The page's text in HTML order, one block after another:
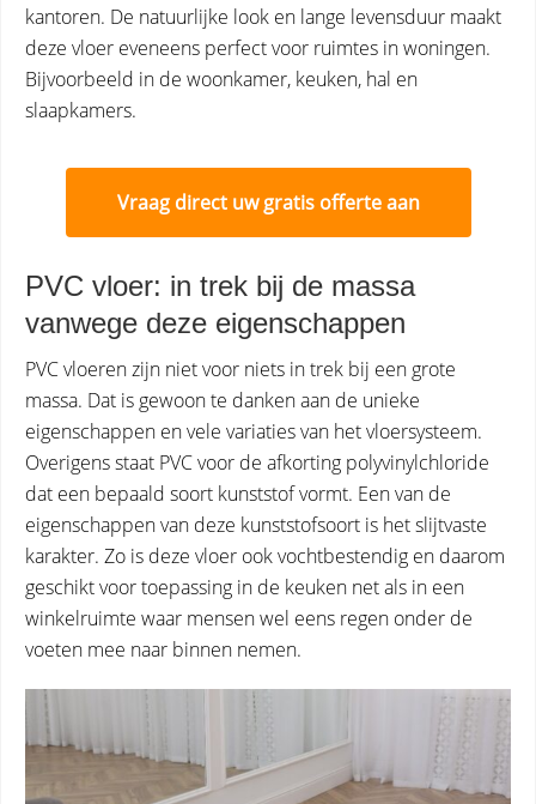
kantoren. De natuurlijke look en lange levensduur maakt
deze vloer eveneens perfect voor ruimtes in woningen.
Bijvoorbeeld in de woonkamer, keuken, hal en
slaapkamers.
Vraag direct uw gratis offerte aan
PVC vloer: in trek bij de massa
vanwege deze eigenschappen
PVC vloeren zijn niet voor niets in trek bij een grote
massa. Dat is gewoon te danken aan de unieke
eigenschappen en vele variaties van het vloersysteem.
Overigens staat PVC voor de afkorting polyvinylchloride
dat een bepaald soort kunststof vormt. Een van de
eigenschappen van deze kunststofsoort is het slijtvaste
karakter. Zo is deze vloer ook vochtbestendig en daarom
geschikt voor toepassing in de keuken net als in een
winkelruimte waar mensen wel eens regen onder de
voeten mee naar binnen nemen.